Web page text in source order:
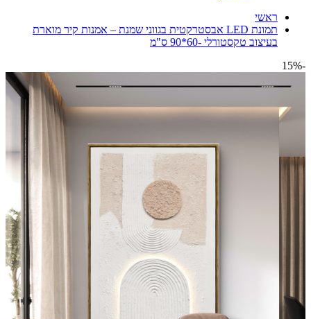
ראשי
תמונת LED אבסטרקטית בגווני שמנת – אמנות קיר מוארת
בעיצוב טקסטורלי -60*90 ס"מ
-15%